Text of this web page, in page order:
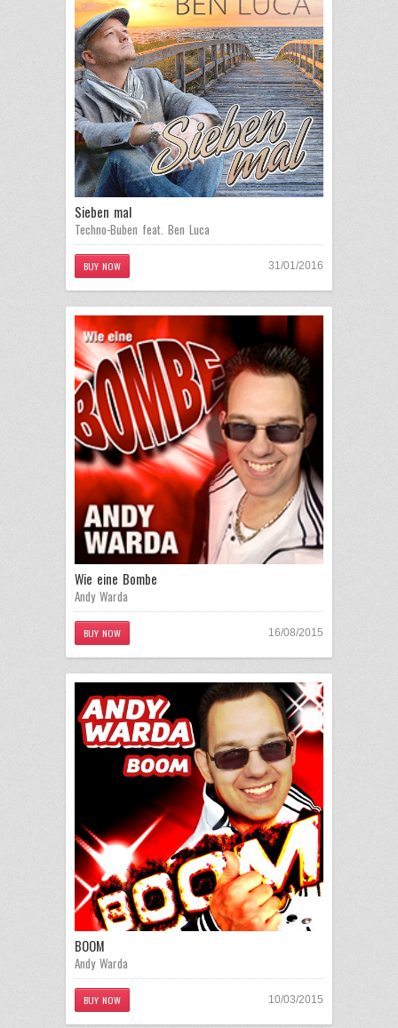
Sieben mal
Techno-Buben feat. Ben Luca
BUY NOW 31/01/2016
Wie eine Bombe
Andy Warda
BUY NOW 16/08/2015
BOOM
Andy Warda
BUY NOW 10/03/2015